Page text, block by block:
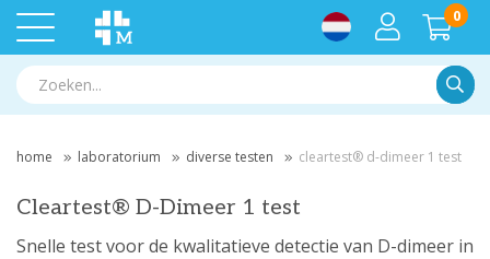
0
home laboratorium diverse testen cleartest® d-dimeer 1 test
Cleartest® D-Dimeer 1 test
Snelle test voor de kwalitatieve detectie van D-dimeer in